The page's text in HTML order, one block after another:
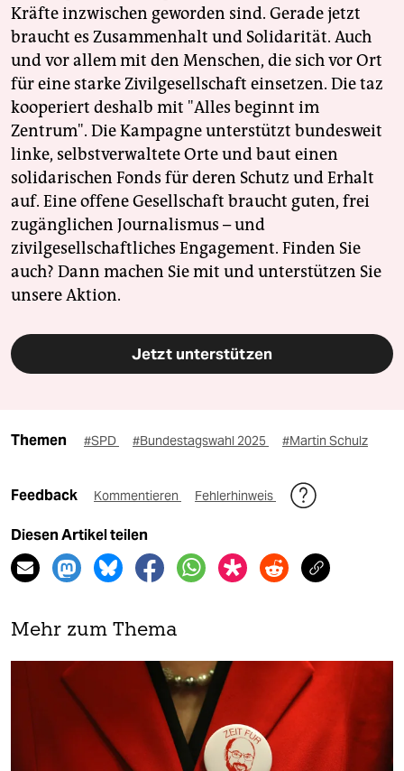
Kräfte inzwischen geworden sind. Gerade jetzt
braucht es Zusammenhalt und Solidarität. Auch
und vor allem mit den Menschen, die sich vor Ort
für eine starke Zivilgesellschaft einsetzen. Die taz
kooperiert deshalb mit "Alles beginnt im
Zentrum". Die Kampagne unterstützt bundesweit
linke, selbstverwaltete Orte und baut einen
solidarischen Fonds für deren Schutz und Erhalt
auf. Eine offene Gesellschaft braucht guten, frei
zugänglichen Journalismus – und
zivilgesellschaftliches Engagement. Finden Sie
auch? Dann machen Sie mit und unterstützen Sie
unsere Aktion.
Jetzt unterstützen
Themen #SPD #Bundestagswahl 2025 #Martin Schulz
Feedback Kommentieren Fehlerhinweis
Diesen Artikel teilen
Mehr zum Thema